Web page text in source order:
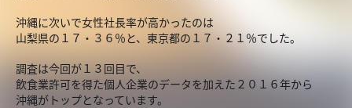
沖縄に次いで女性社長率が高かったのは
山梨県の１７・３６％と、東京都の１７・２１％でした。
調査は今回が１３回目で、
飲食業許可を得た個人企業のデータを加えた２０１６年から
沖縄がトップとなっています。